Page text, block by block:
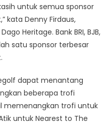
untuk semua sponsor
kata Denny Firdaus,
Heritage. Bank BRI, BJB,
satu sponsor terbesar
dapat menantang
beberapa trofi
memenangkan trofi untuk
untuk Nearest to The